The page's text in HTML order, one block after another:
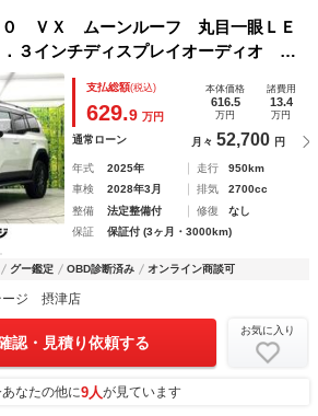
０ ＶＸ ムーンルーフ 丸目一眼ＬＥ
３インチディスプレイオーディオ 全
ンナーミラー パワーバックドア パ
チレーション ＥＴＣ２．０ スマー
支払総額(税込)
629.9 万円
本体価格
616.5
万円
諸費用
13.4
万円
通常ローン 月々 52,700 円
年式 2025年 走行
950km
車検
2028年3月 排気
2700cc
整備
法定整備付 修復
なし
保証
保証付 (3ヶ月・3000km)
グー鑑定 OBD診断済み オンライン商談可
ージ 摂津店
認・見積り依頼する
お気に入り
なたの他に9人が見ています